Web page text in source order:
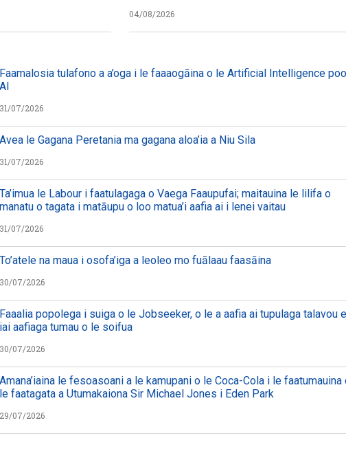
04/08/2026
tulafono i le
pi’opi’o
Faamalosia tulafono a a’oga i le faaaogāina o le Artificial Intelligence
AI
31/07/2026
Avea le Gagana Peretania ma gagana aloa’ia a Niu Sila
31/07/2026
Ta’imua le Labour i faatulagaga o Vaega Faaupufai; maitauina le lilifa o
manatu o tagata i matāupu o loo matua’i aafia ai i lenei vaitau
31/07/2026
To’atele na maua i osofa’iga a leoleo mo fuālaau faasāina
30/07/2026
Faaalia popolega i suiga o le Jobseeker, o le a aafia ai tupulaga talavou e
iai aafiaga tumau o le soifua
30/07/2026
Amana’iaina le fesoasoani a le kamupani o le Coca-Cola i le faatumauina
le faatagata a Utumakaiona Sir Michael Jones i Eden Park
29/07/2026